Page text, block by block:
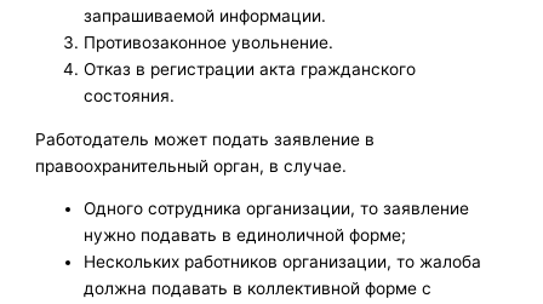
запрашиваемой информации.
Противозаконное увольнение.
Отказ в регистрации акта гражданского
состояния.
Работодатель может подать заявление в
правоохранительный орган, в случае.
Одного сотрудника организации, то заявление
нужно подавать в единоличной форме;
Нескольких работников организации, то жалоба
должна подавать в коллективной форме с